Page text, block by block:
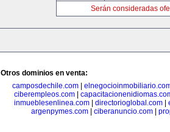
Serán consideradas
Otros dominios en venta:
camposdechile.com
ciberempleos.com|
inmueblesenlinea.com| directorioglobal.com|
argenpymes.com
ciberanuncio.com